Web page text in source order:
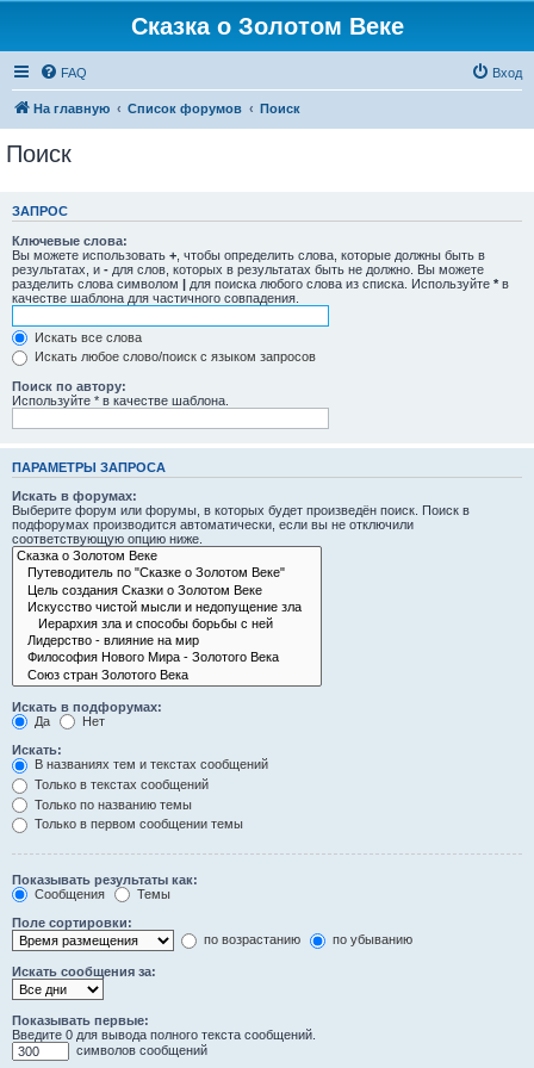
Сказка о Золотом Веке
FAQ Вход
На главную Список форумов Поиск
Поиск
ЗАПРОС
Ключевые слова:
Вы можете использовать + , чтобы определить слова, которые должны быть в
результатах, и - для слов, которых в результатах быть не должно. Вы можете
разделить слова символом | для поиска любого слова из списка. Используйте * в
качестве шаблона для частичного совпадения.
Искать все слова
Искать любое слово/поиск с языком запросов
Поиск по автору:
Используйте * в качестве шаблона.
ПАРАМЕТРЫ ЗАПРОСА
Искать в форумах:
Выберите форум или форумы, в которых будет произведён поиск. Поиск в
подфорумах производится автоматически, если вы не отключили
соответствующую опцию ниже.
Искать в подфорумах:
Да
Нет
Искать:
В названиях тем и текстах сообщений
Только в текстах сообщений
Только по названию темы
Только в первом сообщении темы
Показывать результаты как:
Сообщения
Темы
Поле сортировки:
по возрастанию
по убыванию
Искать сообщения за:
Показывать первые:
Введите 0 для вывода полного текста сообщений.
символов сообщений